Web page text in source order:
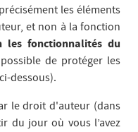
les éléments
et non à la fonction
les fonctionnalités du
de protéger les
dessous).
le droit d'auteur (dans
du jour où vous l’avez